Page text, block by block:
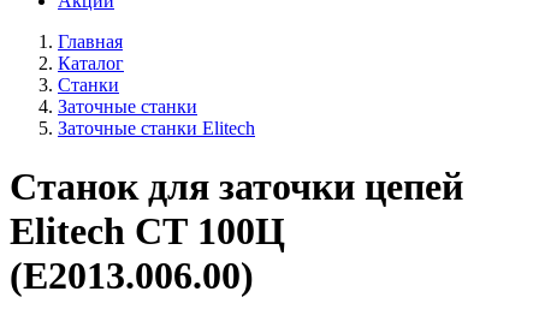
Главная
Каталог
Станки
Заточные станки
Заточные станки Elitech
Станок для заточки цепей
Elitech СТ 100Ц
(E2013.006.00)